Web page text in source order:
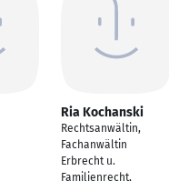
Ria Kochanski
Rechtsanwältin,
Fachanwältin
Erbrecht u.
Familienrecht,